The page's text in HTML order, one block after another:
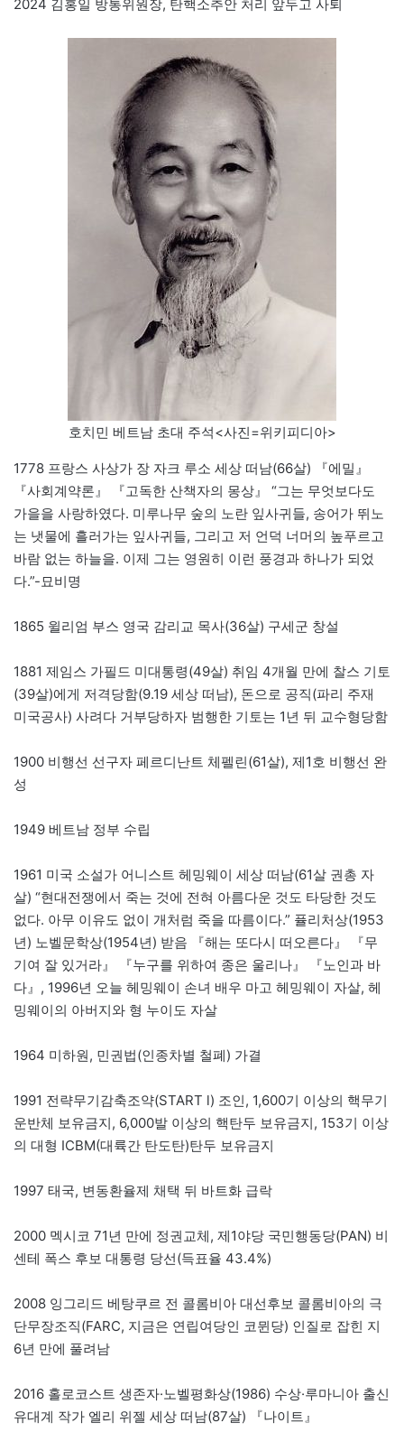
2024 김홍일 방통위원장, 탄핵소추안 처리 앞두고 사퇴
호치민 베트남 초대 주석<사진=위키피디아>
1778 프랑스 사상가 장 자크 루소 세상 떠남(66살) 『에밀』
『사회계약론』 『고독한 산책자의 몽상』 “그는 무엇보다도
가을을 사랑하였다. 미루나무 숲의 노란 잎사귀들, 송어가 뛰노
는 냇물에 흘러가는 잎사귀들, 그리고 저 언덕 너머의 높푸르고
바람 없는 하늘을. 이제 그는 영원히 이런 풍경과 하나가 되었
다.”-묘비명
1865 윌리엄 부스 영국 감리교 목사(36살) 구세군 창설
1881 제임스 가필드 미대통령(49살) 취임 4개월 만에 찰스 기토
(39살)에게 저격당함(9.19 세상 떠남), 돈으로 공직(파리 주재
미국공사) 사려다 거부당하자 범행한 기토는 1년 뒤 교수형당함
1900 비행선 선구자 페르디난트 체펠린(61살), 제1호 비행선 완
성
1949 베트남 정부 수립
1961 미국 소설가 어니스트 헤밍웨이 세상 떠남(61살 권총 자
살) “현대전쟁에서 죽는 것에 전혀 아름다운 것도 타당한 것도
없다. 아무 이유도 없이 개처럼 죽을 따름이다.” 퓰리처상(1953
년) 노벨문학상(1954년) 받음 『해는 또다시 떠오른다』 『무
기여 잘 있거라』 『누구를 위하여 종은 울리나』 『노인과 바
다』, 1996년 오늘 헤밍웨이 손녀 배우 마고 헤밍웨이 자살, 헤
밍웨이의 아버지와 형 누이도 자살
1964 미하원, 민권법(인종차별 철폐) 가결
1991 전략무기감축조약(START l) 조인, 1,600기 이상의 핵무기
운반체 보유금지, 6,000발 이상의 핵탄두 보유금지, 153기 이상
의 대형 ICBM(대륙간 탄도탄)탄두 보유금지
1997 태국, 변동환율제 채택 뒤 바트화 급락
2000 멕시코 71년 만에 정권교체, 제1야당 국민행동당(PAN) 비
센테 폭스 후보 대통령 당선(득표율 43.4%)
2008 잉그리드 베탕쿠르 전 콜롬비아 대선후보 콜롬비아의 극
단무장조직(FARC, 지금은 연립여당인 코뮌당) 인질로 잡힌 지
6년 만에 풀려남
2016 홀로코스트 생존자·노벨평화상(1986) 수상·루마니아 출신
유대계 작가 엘리 위젤 세상 떠남(87살) 『나이트』